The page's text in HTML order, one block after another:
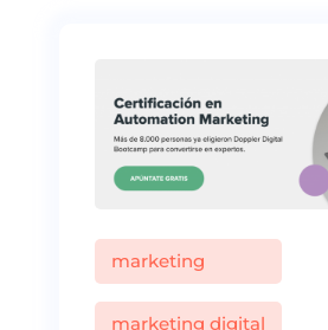
marketing
marketing digital